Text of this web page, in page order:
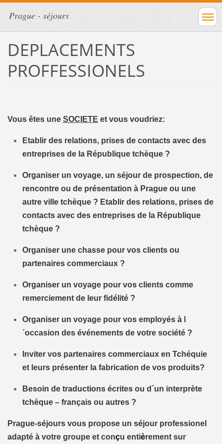
Prague - séjours
DEPLACEMENTS
PROFFESSIONELS
Vous êtes une SOCIETE et vous voudriez:
Etablir des relations, prises de contacts avec des
entreprises de la République tchèque ?
Organiser un voyage, un séjour de prospection, de
rencontre ou de présentation à Prague ou une
autre ville tchèque ? Etablir des relations, prises de
contacts avec des entreprises de la République
tchèque ?
Organiser une chasse pour vos clients ou
partenaires commerciaux ?
Organiser un voyage pour vos clients comme
remerciement de leur fidélité ?
Organiser un voyage pour vos employés à l
´occasion des événements de votre société ?
Inviter vos partenaires commerciaux en Tchéquie
et leurs présenter la fabrication de vos produits?
Besoin de traductions écrites ou d´un interprète
tchèque – français ou autres ?
Prague-séjours vous propose un séjour professionel
adapté à votre groupe et conçu entièrement sur